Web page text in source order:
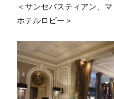
＜サンセバスティアン、
ホテルロビー＞